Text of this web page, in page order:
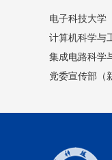
电子科技大学
计算机科学与
集成电路科学
党委宣传部（